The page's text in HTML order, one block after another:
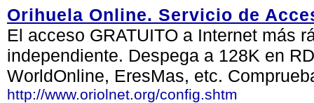
Orihuela Online. Servicio de
El acceso GRATUITO a Internet más
independiente. Despega a 128K en
WorldOnline, EresMas, etc.
http://www.oriolnet.org/config.shtm